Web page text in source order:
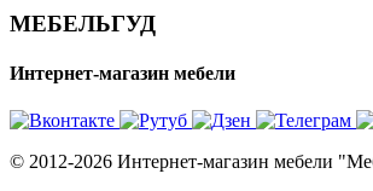
МЕБЕЛЬГУД
Интернет-магазин мебели
© 2012-2026 Интернет-магазин мебели